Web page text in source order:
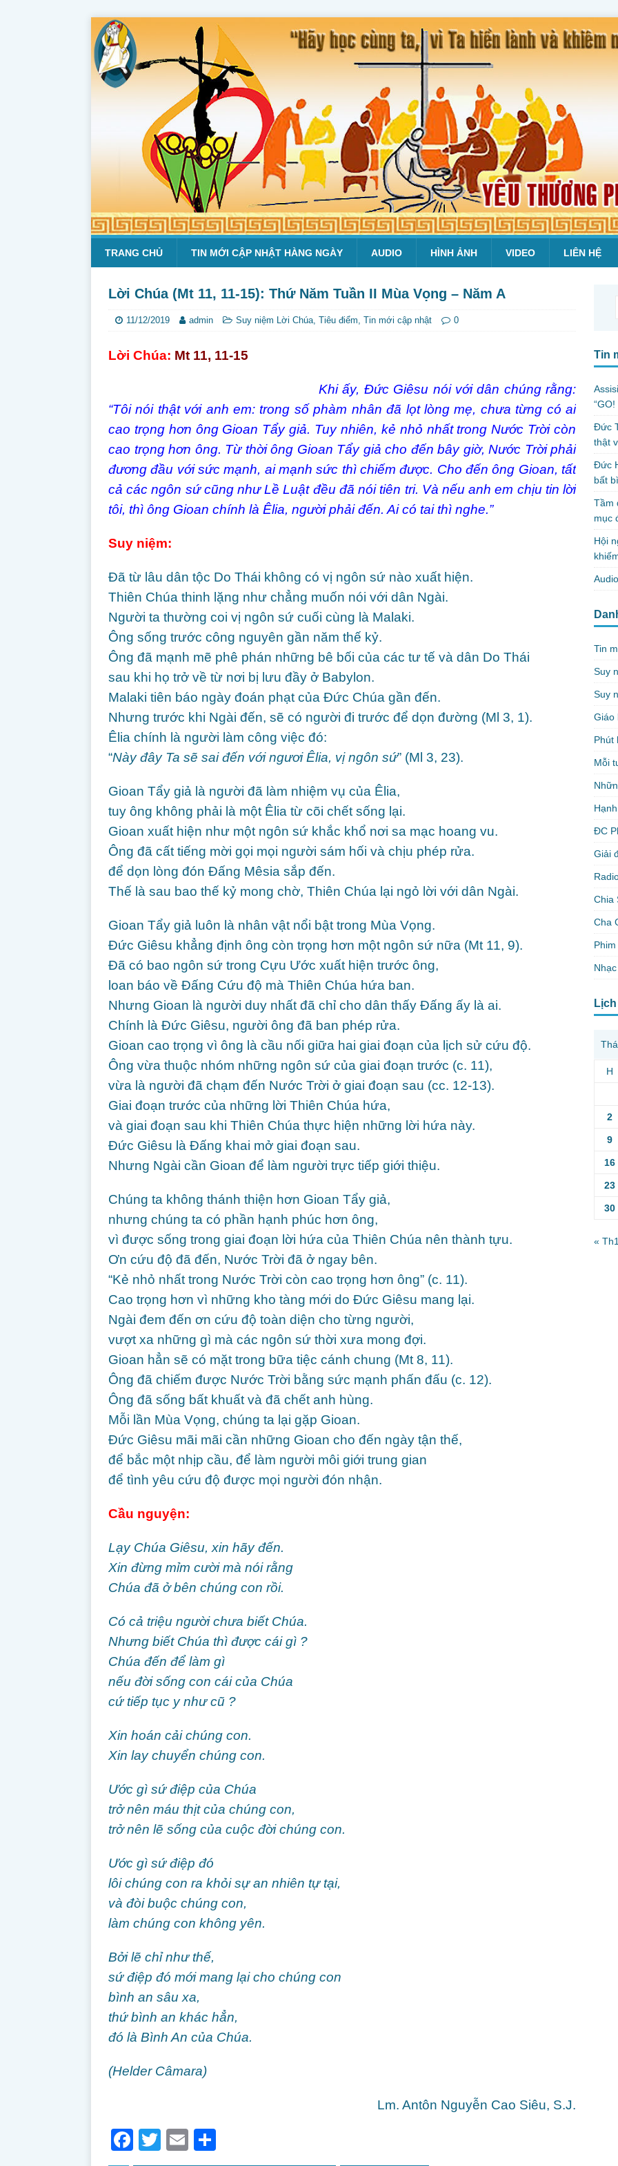
TRANG CHỦ TIN MỚI CẬP NHẬT HÀNG NGÀY AUDIO HÌNH ẢNH VIDEO LIÊN HỆ
Lời Chúa (Mt 11, 11-15): Thứ Năm Tuần II Mùa Vọng – Năm A
11/12/2019 admin Suy niệm Lời Chúa, Tiêu điểm, Tin mới cập nhật 0
Lời Chúa: Mt 11, 11-15
Khi ấy, Đức Giêsu nói với dân chúng rằng:
“Tôi nói thật với anh em: trong số phàm nhân đã lọt lòng mẹ, chưa từng có ai
cao trọng hơn ông Gioan Tẩy giả. Tuy nhiên, kẻ nhỏ nhất trong Nước Trời còn
cao trọng hơn ông. Từ thời ông Gioan Tẩy giả cho đến bây giờ, Nước Trời phải
đương đầu với sức mạnh, ai mạnh sức thì chiếm được. Cho đến ông Gioan, tất
cả các ngôn sứ cũng như Lề Luật đều đã nói tiên tri. Và nếu anh em chịu tin lời
tôi, thì ông Gioan chính là Êlia, người phải đến. Ai có tai thì nghe.”
Suy niệm:
Đã từ lâu dân tộc Do Thái không có vị ngôn sứ nào xuất hiện.
Thiên Chúa thinh lặng như chẳng muốn nói với dân Ngài.
Người ta thường coi vị ngôn sứ cuối cùng là Malaki.
Ông sống trước công nguyên gần năm thế kỷ.
Ông đã mạnh mẽ phê phán những bê bối của các tư tế và dân Do Thái
sau khi họ trở về từ nơi bị lưu đầy ở Babylon.
Malaki tiên báo ngày đoán phạt của Đức Chúa gần đến.
Nhưng trước khi Ngài đến, sẽ có người đi trước để dọn đường (Ml 3, 1).
Êlia chính là người làm công việc đó:
“Này đây Ta sẽ sai đến với ngươi Êlia, vị ngôn sứ” (Ml 3, 23).
Gioan Tẩy giả là người đã làm nhiệm vụ của Êlia,
tuy ông không phải là một Êlia từ cõi chết sống lại.
Gioan xuất hiện như một ngôn sứ khắc khổ nơi sa mạc hoang vu.
Ông đã cất tiếng mời gọi mọi người sám hối và chịu phép rửa.
để dọn lòng đón Đấng Mêsia sắp đến.
Thế là sau bao thế kỷ mong chờ, Thiên Chúa lại ngỏ lời với dân Ngài.
Gioan Tẩy giả luôn là nhân vật nổi bật trong Mùa Vọng.
Đức Giêsu khẳng định ông còn trọng hơn một ngôn sứ nữa (Mt 11, 9).
Đã có bao ngôn sứ trong Cựu Ước xuất hiện trước ông,
loan báo về Đấng Cứu độ mà Thiên Chúa hứa ban.
Nhưng Gioan là người duy nhất đã chỉ cho dân thấy Đấng ấy là ai.
Chính là Đức Giêsu, người ông đã ban phép rửa.
Gioan cao trọng vì ông là cầu nối giữa hai giai đoạn của lịch sử cứu độ.
Ông vừa thuộc nhóm những ngôn sứ của giai đoạn trước (c. 11),
vừa là người đã chạm đến Nước Trời ở giai đoạn sau (cc. 12-13).
Giai đoạn trước của những lời Thiên Chúa hứa,
và giai đoạn sau khi Thiên Chúa thực hiện những lời hứa này.
Đức Giêsu là Đấng khai mở giai đoạn sau.
Nhưng Ngài cần Gioan để làm người trực tiếp giới thiệu.
Chúng ta không thánh thiện hơn Gioan Tẩy giả,
nhưng chúng ta có phần hạnh phúc hơn ông,
vì được sống trong giai đoạn lời hứa của Thiên Chúa nên thành tựu.
Ơn cứu độ đã đến, Nước Trời đã ở ngay bên.
“Kẻ nhỏ nhất trong Nước Trời còn cao trọng hơn ông” (c. 11).
Cao trọng hơn vì những kho tàng mới do Đức Giêsu mang lại.
Ngài đem đến ơn cứu độ toàn diện cho từng người,
vượt xa những gì mà các ngôn sứ thời xưa mong đợi.
Gioan hẳn sẽ có mặt trong bữa tiệc cánh chung (Mt 8, 11).
Ông đã chiếm được Nước Trời bằng sức mạnh phấn đấu (c. 12).
Ông đã sống bất khuất và đã chết anh hùng.
Mỗi lần Mùa Vọng, chúng ta lại gặp Gioan.
Đức Giêsu mãi mãi cần những Gioan cho đến ngày tận thế,
để bắc một nhịp cầu, để làm người môi giới trung gian
để tình yêu cứu độ được mọi người đón nhận.
Cầu nguyện:
Lạy Chúa Giêsu, xin hãy đến.
Xin đừng mỉm cười mà nói rằng
Chúa đã ở bên chúng con rồi.
Có cả triệu người chưa biết Chúa.
Nhưng biết Chúa thì được cái gì ?
Chúa đến để làm gì
nếu đời sống con cái của Chúa
cứ tiếp tục y như cũ ?
Xin hoán cải chúng con.
Xin lay chuyển chúng con.
Ước gì sứ điệp của Chúa
trở nên máu thịt của chúng con,
trở nên lẽ sống của cuộc đời chúng con.
Ước gì sứ điệp đó
lôi chúng con ra khỏi sự an nhiên tự tại,
và đòi buộc chúng con,
làm chúng con không yên.
Bởi lẽ chỉ như thế,
sứ điệp đó mới mang lại cho chúng con
bình an sâu xa,
thứ bình an khác hẳn,
đó là Bình An của Chúa.
(Helder Câmara)
Lm. Antôn Nguyễn Cao Siêu, S.J.
F
T
E
Tin
Đức
thật
Đức
bất
Tầm
mục
Hội
Tin
Suy
Suy
Giáo
Phút
Mỗi
ĐC
Giải
Chia
Cha
Nhạc
Lịch
H
2
9
16
23
30
«